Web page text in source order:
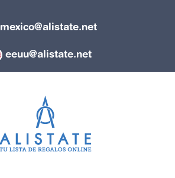
mexico@alistate.net
eeuu@alistate.net